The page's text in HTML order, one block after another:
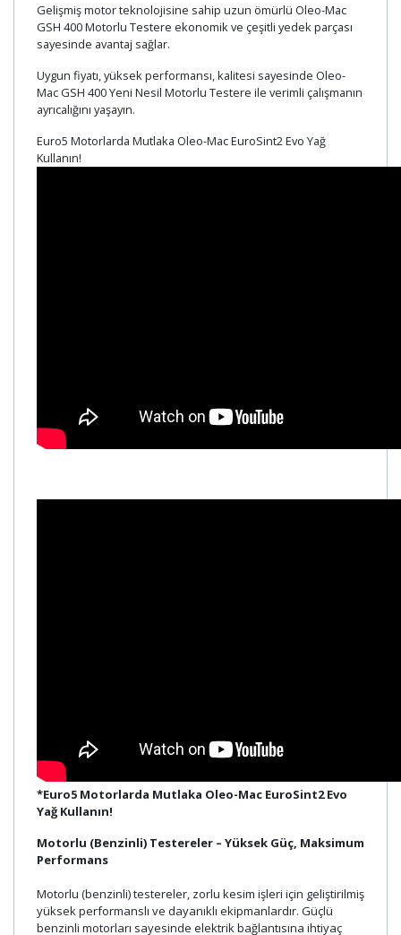
Gelişmiş motor teknolojisine sahip uzun ömürlü Oleo-Mac
GSH 400 Motorlu Testere ekonomik ve çeşitli yedek parçası
sayesinde avantaj sağlar.
Uygun fiyatı, yüksek performansı, kalitesi sayesinde Oleo-
Mac GSH 400 Yeni Nesil Motorlu Testere ile verimli çalışmanın
ayrıcalığını yaşayın.
Euro5 Motorlarda Mutlaka Oleo-Mac EuroSint2 Evo Yağ
Kullanın!
*Euro5 Motorlarda Mutlaka Oleo-Mac EuroSint2 Evo
Yağ Kullanın!
Motorlu (Benzinli) Testereler – Yüksek Güç, Maksimum
Performans
Motorlu (benzinli) testereler, zorlu kesim işleri için geliştirilmiş
yüksek performanslı ve dayanıklı ekipmanlardır. Güçlü
benzinli motorları sayesinde elektrik bağlantısına ihtiyaç